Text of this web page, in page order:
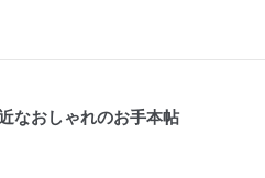
なおしゃれのお手本帖